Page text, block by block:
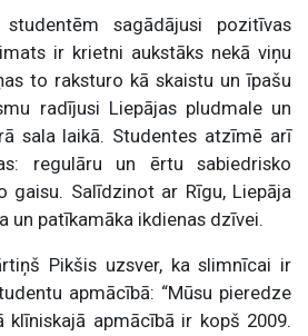
sagādājusi pozitīvas
ir krietni aukstāks nekā viņu
to raksturo kā skaistu un īpašu
radījusi Liepājas pludmale un
sala laikā. Studentes atzīmē arī
regulāru un ērtu sabiedrisko
gaisu. Salīdzinot ar Rīgu, Liepāja
un patīkamāka ikdienas dzīvei.
Pikšis uzsver, ka slimnīcai ir
apmācībā: “Mūsu pieredze
klīniskajā apmācībā ir kopš 2009.